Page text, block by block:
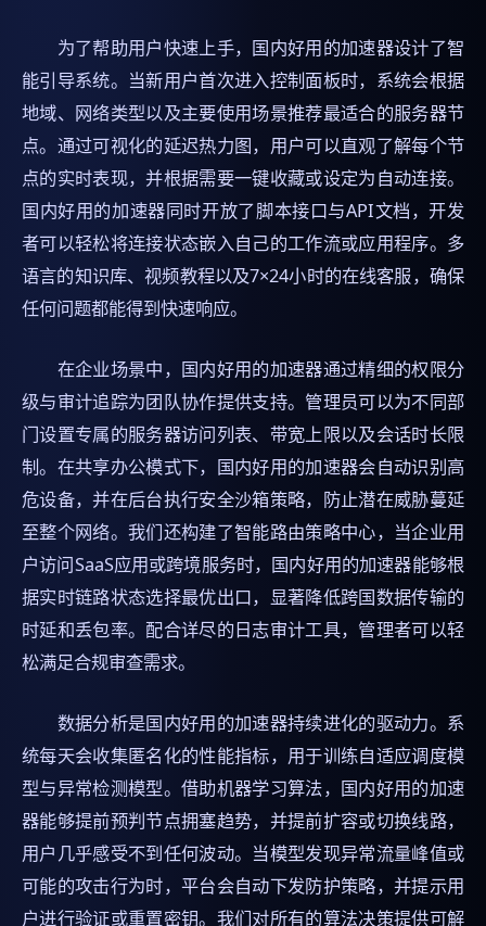
为了帮助用户快速上手，国内好用的加速器设计了智
能引导系统。当新用户首次进入控制面板时，系统会根据
地域、网络类型以及主要使用场景推荐最适合的服务器节
点。通过可视化的延迟热力图，用户可以直观了解每个节
点的实时表现，并根据需要一键收藏或设定为自动连接。
国内好用的加速器同时开放了脚本接口与API文档，开发
者可以轻松将连接状态嵌入自己的工作流或应用程序。多
语言的知识库、视频教程以及7×24小时的在线客服，确保
任何问题都能得到快速响应。
在企业场景中，国内好用的加速器通过精细的权限分
级与审计追踪为团队协作提供支持。管理员可以为不同部
门设置专属的服务器访问列表、带宽上限以及会话时长限
制。在共享办公模式下，国内好用的加速器会自动识别高
危设备，并在后台执行安全沙箱策略，防止潜在威胁蔓延
至整个网络。我们还构建了智能路由策略中心，当企业用
户访问SaaS应用或跨境服务时，国内好用的加速器能够根
据实时链路状态选择最优出口，显著降低跨国数据传输的
时延和丢包率。配合详尽的日志审计工具，管理者可以轻
松满足合规审查需求。
数据分析是国内好用的加速器持续进化的驱动力。系
统每天会收集匿名化的性能指标，用于训练自适应调度模
型与异常检测模型。借助机器学习算法，国内好用的加速
器能够提前预判节点拥塞趋势，并提前扩容或切换线路，
用户几乎感受不到任何波动。当模型发现异常流量峰值或
可能的攻击行为时，平台会自动下发防护策略，并提示用
户进行验证或重置密钥。我们对所有的算法决策提供可解